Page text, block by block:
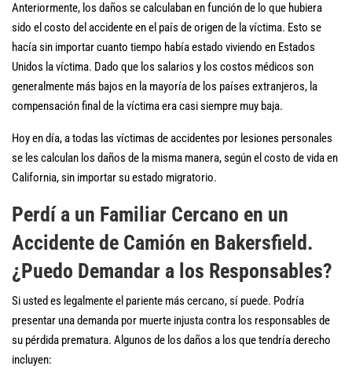
Anteriormente, los daños se calculaban en función de lo que hubiera
sido el costo del accidente en el país de origen de la víctima. Esto se
hacía sin importar cuanto tiempo había estado viviendo en Estados
Unidos la víctima. Dado que los salarios y los costos médicos son
generalmente más bajos en la mayoría de los países extranjeros, la
compensación final de la víctima era casi siempre muy baja.
Hoy en día, a todas las víctimas de accidentes por lesiones personales
se les calculan los daños de la misma manera, según el costo de vida en
California, sin importar su estado migratorio.
Perdí a un Familiar Cercano en un
Accidente de Camión en Bakersfield.
¿Puedo Demandar a los Responsables?
Si usted es legalmente el pariente más cercano, sí puede. Podría
presentar una demanda por muerte injusta contra los responsables de
su pérdida prematura. Algunos de los daños a los que tendría derecho
incluyen: